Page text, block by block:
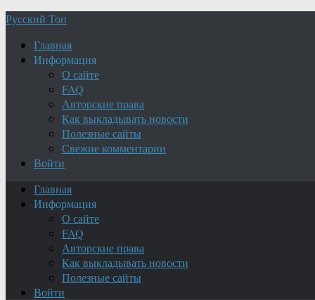
Русский Топ
Главная
Информация
О сайте
FAQ
Авторские права
Как выкладывать новости
Полезные сайты
Свежие комментарии
Войти
Главная
Информация
О сайте
FAQ
Авторские права
Как выкладывать новости
Полезные сайты
Войти